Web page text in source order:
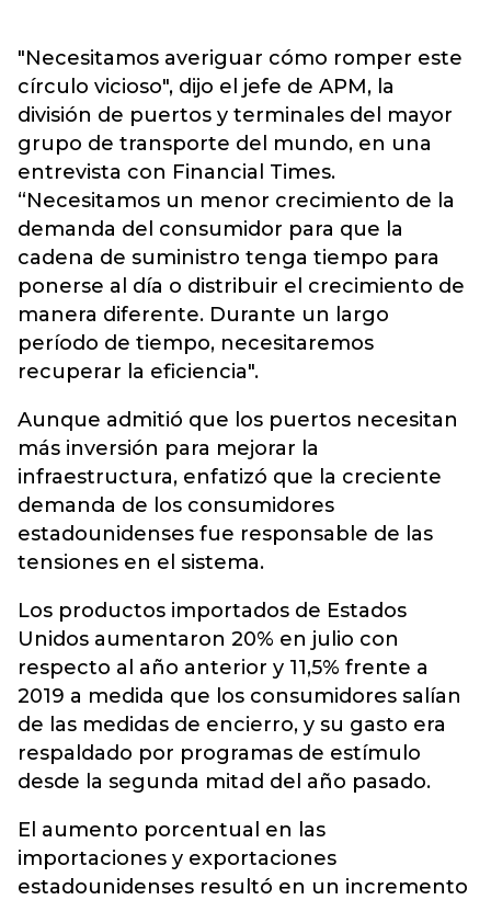
"Necesitamos averiguar cómo romper este
círculo vicioso", dijo el jefe de APM, la
división de puertos y terminales del mayor
grupo de transporte del mundo, en una
entrevista con Financial Times.
“Necesitamos un menor crecimiento de la
demanda del consumidor para que la
cadena de suministro tenga tiempo para
ponerse al día o distribuir el crecimiento de
manera diferente. Durante un largo
período de tiempo, necesitaremos
recuperar la eficiencia".
Aunque admitió que los puertos necesitan
más inversión para mejorar la
infraestructura, enfatizó que la creciente
demanda de los consumidores
estadounidenses fue responsable de las
tensiones en el sistema.
Los productos importados de Estados
Unidos aumentaron 20% en julio con
respecto al año anterior y 11,5% frente a
2019 a medida que los consumidores salían
de las medidas de encierro, y su gasto era
respaldado por programas de estímulo
desde la segunda mitad del año pasado.
El aumento porcentual en las
importaciones y exportaciones
estadounidenses resultó en un incremento